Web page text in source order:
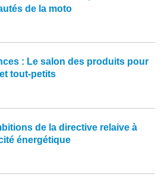
de la moto
: Le salon des produits pour
tout-petits
de la directive relaive à
énergétique